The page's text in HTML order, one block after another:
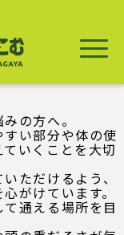
の方へ。
い部分や体の使
いくことを大切
ただけるよう、
がけています。
通える場所を目